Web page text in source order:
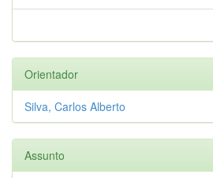
Orientador
Silva, Carlos Alberto
Assunto